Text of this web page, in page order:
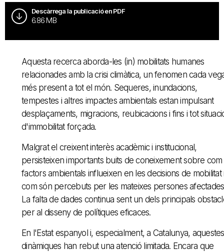
Descàrrega la publicació en PDF
6.86 MB
Aquesta recerca aborda-les (in) mobilitats humanes
relacionades amb la crisi climàtica, un fenomen cada
més present a tot el món. Sequeres, inundacions,
tempestes i altres impactes ambientals estan impulsant
desplaçaments, migracions, reubicacions i fins i tot
d'immobilitat forçada.
Malgrat el creixent interès acadèmic i institucional,
persisteixen importants buits de coneixement sobre com
factors ambientals influeixen en les decisions de mobilitat
com són percebuts per les mateixes persones
La falta de dades continua sent un dels principals
per al disseny de polítiques eficaces.
En l'Estat espanyol i, especialment, a Catalunya, aquestes
dinàmiques han rebut una atenció limitada. Encara que